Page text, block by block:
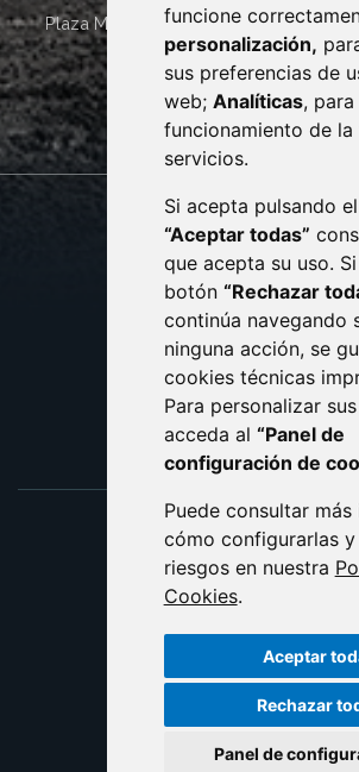
funcione
personalización,
sus preferencias de
web; Analíticas,
funcionamiento de la
servicios.
Si acepta pulsando
“Aceptar todas”
que acepta su uso.
botón “Rechazar
continúa navegando
ninguna acción, se
cookies técnicas
Para personalizar
acceda al “Panel de
configuración de
Puede consultar
cómo configurarlas
riesgos en nuestra
Cookies.
Aceptar
Rechazar
Panel de
Plaza Mayor 4 22400 MONZÓN -
· (34) 974 400 700 ·
sac@monzon.es
monzon.es
CONTACTO
AVISO LEGAL
PROTECCIÓN DE
POLÍTICA DE
ACCESIBILIDAD